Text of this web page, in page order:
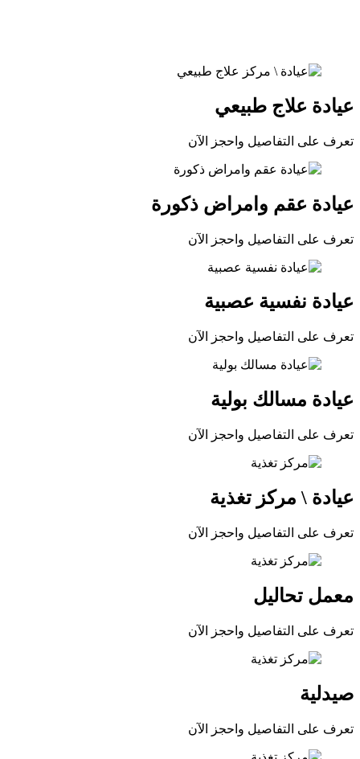
عيادة علاج طبيعي
تعرف على التفاصيل واحجز الآن
عيادة عقم وامراض ذكورة
تعرف على التفاصيل واحجز الآن
عيادة نفسية عصبية
تعرف على التفاصيل واحجز الآن
عيادة مسالك بولية
تعرف على التفاصيل واحجز الآن
عيادة \ مركز تغذية
تعرف على التفاصيل واحجز الآن
معمل تحاليل
تعرف على التفاصيل واحجز الآن
صيدلية
تعرف على التفاصيل واحجز الآن